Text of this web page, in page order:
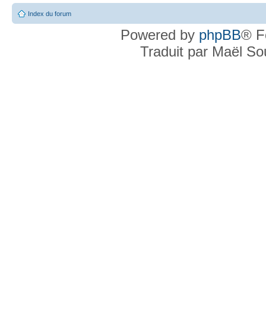
Index du forum
Powered by phpBB®
Traduit par Maël